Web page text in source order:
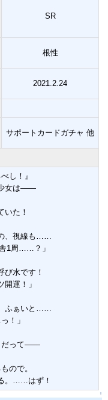
SR
根性
2021.2.24
サポートカードガチャ 他
し！』
少女は――
いた！
、視線も……
1周……？」
び水です！
運！」
ふぁいと……
！」
だって――
ので。
。……はず！
↑